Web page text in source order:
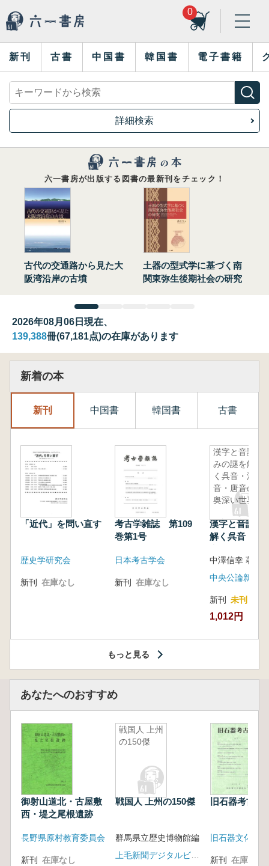
0
新刊 古書 中国書 韓国書 電子書籍
詳細検索
六一書房が出版する図書の最新刊をチェック！
古代の交通路から見た大
阪湾沿岸の古墳
土器の型式学に基づく南
関東弥生後期社会の研究
2026年08月06日現在、
139,388冊(67,181点)の在庫があります
新着の本
新刊 中国書 韓国書 古書
「近代」を問い直す
歴史学研究会
新刊 在庫なし
考古学雑誌 第109
巻第1号
日本考古学会
新刊 在庫なし
漢字と音読
みの謎を解
く呉音・漢
音・唐音の
奥深い世界
漢字と音読み
解く呉音・漢
中澤信幸 著
中央公論新社
新刊 未刊
1,012円
もっと見る
あなたへのおすすめ
御射山道北・古屋敷
西・堤之尾根遺跡
長野県原村教育委員会
新刊 在庫なし
戦国人 上州
の150傑
戦国人 上州の150傑
群馬県立歴史博物館編
旧石器考古
旧石器文化談
新刊 在庫なし